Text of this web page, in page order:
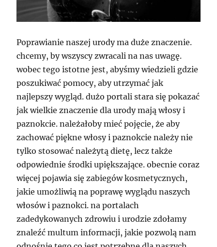
Poprawianie naszej urody ma duże znaczenie.
chcemy, by wszyscy zwracali na nas uwagę.
wobec tego istotne jest, abyśmy wiedzieli gdzie
poszukiwać pomocy, aby utrzymać jak
najlepszy wygląd. dużo portali stara się pokazać
jak wielkie znaczenie dla urody mają włosy i
paznokcie. należałoby mieć pojęcie, że aby
zachować piękne włosy i paznokcie należy nie
tylko stosować należytą dietę, lecz także
odpowiednie środki upiększające. obecnie coraz
więcej pojawia się zabiegów kosmetycznych,
jakie umożliwią na poprawę wyglądu naszych
włosów i paznokci. na portalach
zadedykowanych zdrowiu i urodzie zdołamy
znaleźć multum informacji, jakie pozwolą nam